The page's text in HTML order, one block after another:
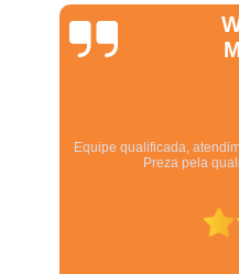
Equipe qualificada,
Preza pela